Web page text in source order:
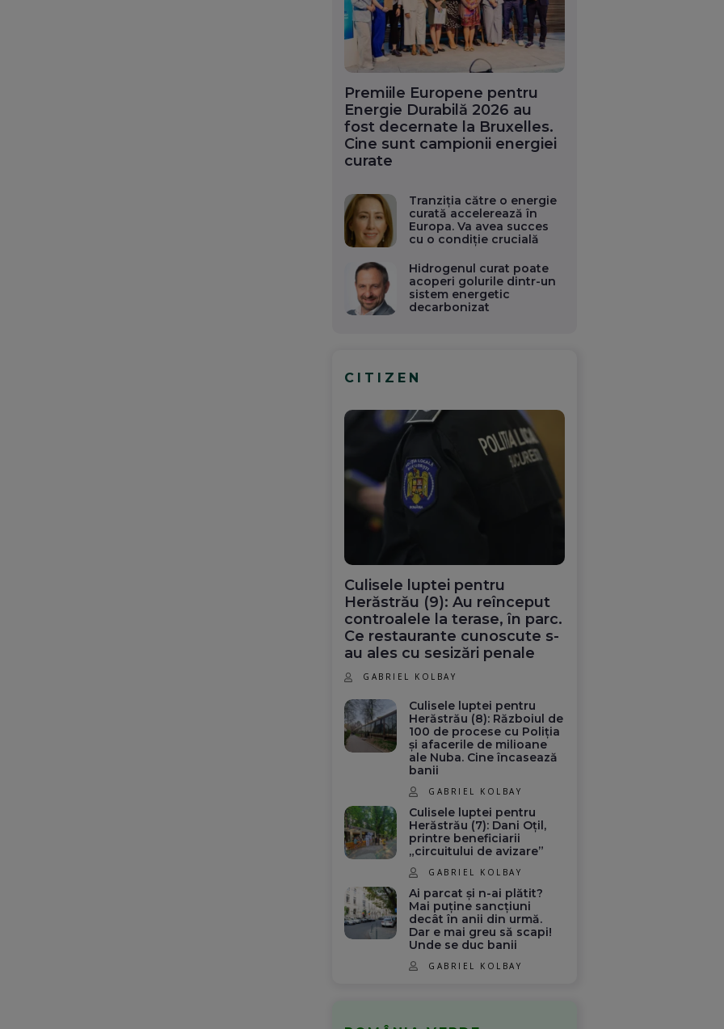
Premiile Europene pentru
Energie Durabilă 2026 au
fost decernate la Bruxelles.
Cine sunt campionii energiei
curate
Tranziția către o energie
curată accelerează în
Europa. Va avea succes
cu o condiție crucială
Hidrogenul curat poate
acoperi golurile dintr-un
sistem energetic
decarbonizat
CITIZEN
Culisele luptei pentru
Herăstrău (9): Au reînceput
controalele la terase, în parc.
Ce restaurante cunoscute s-
au ales cu sesizări penale
GABRIEL KOLBAY
Culisele luptei pentru
Herăstrău (8): Războiul de
100 de procese cu Poliția
și afacerile de milioane
ale Nuba. Cine încasează
banii
GABRIEL KOLBAY
Culisele luptei pentru
Herăstrău (7): Dani Oțil,
printre beneficiarii
„circuitului de avizare”
GABRIEL KOLBAY
Ai parcat și n-ai plătit?
Mai puține sancțiuni
decât în anii din urmă.
Dar e mai greu să scapi!
Unde se duc banii
GABRIEL KOLBAY